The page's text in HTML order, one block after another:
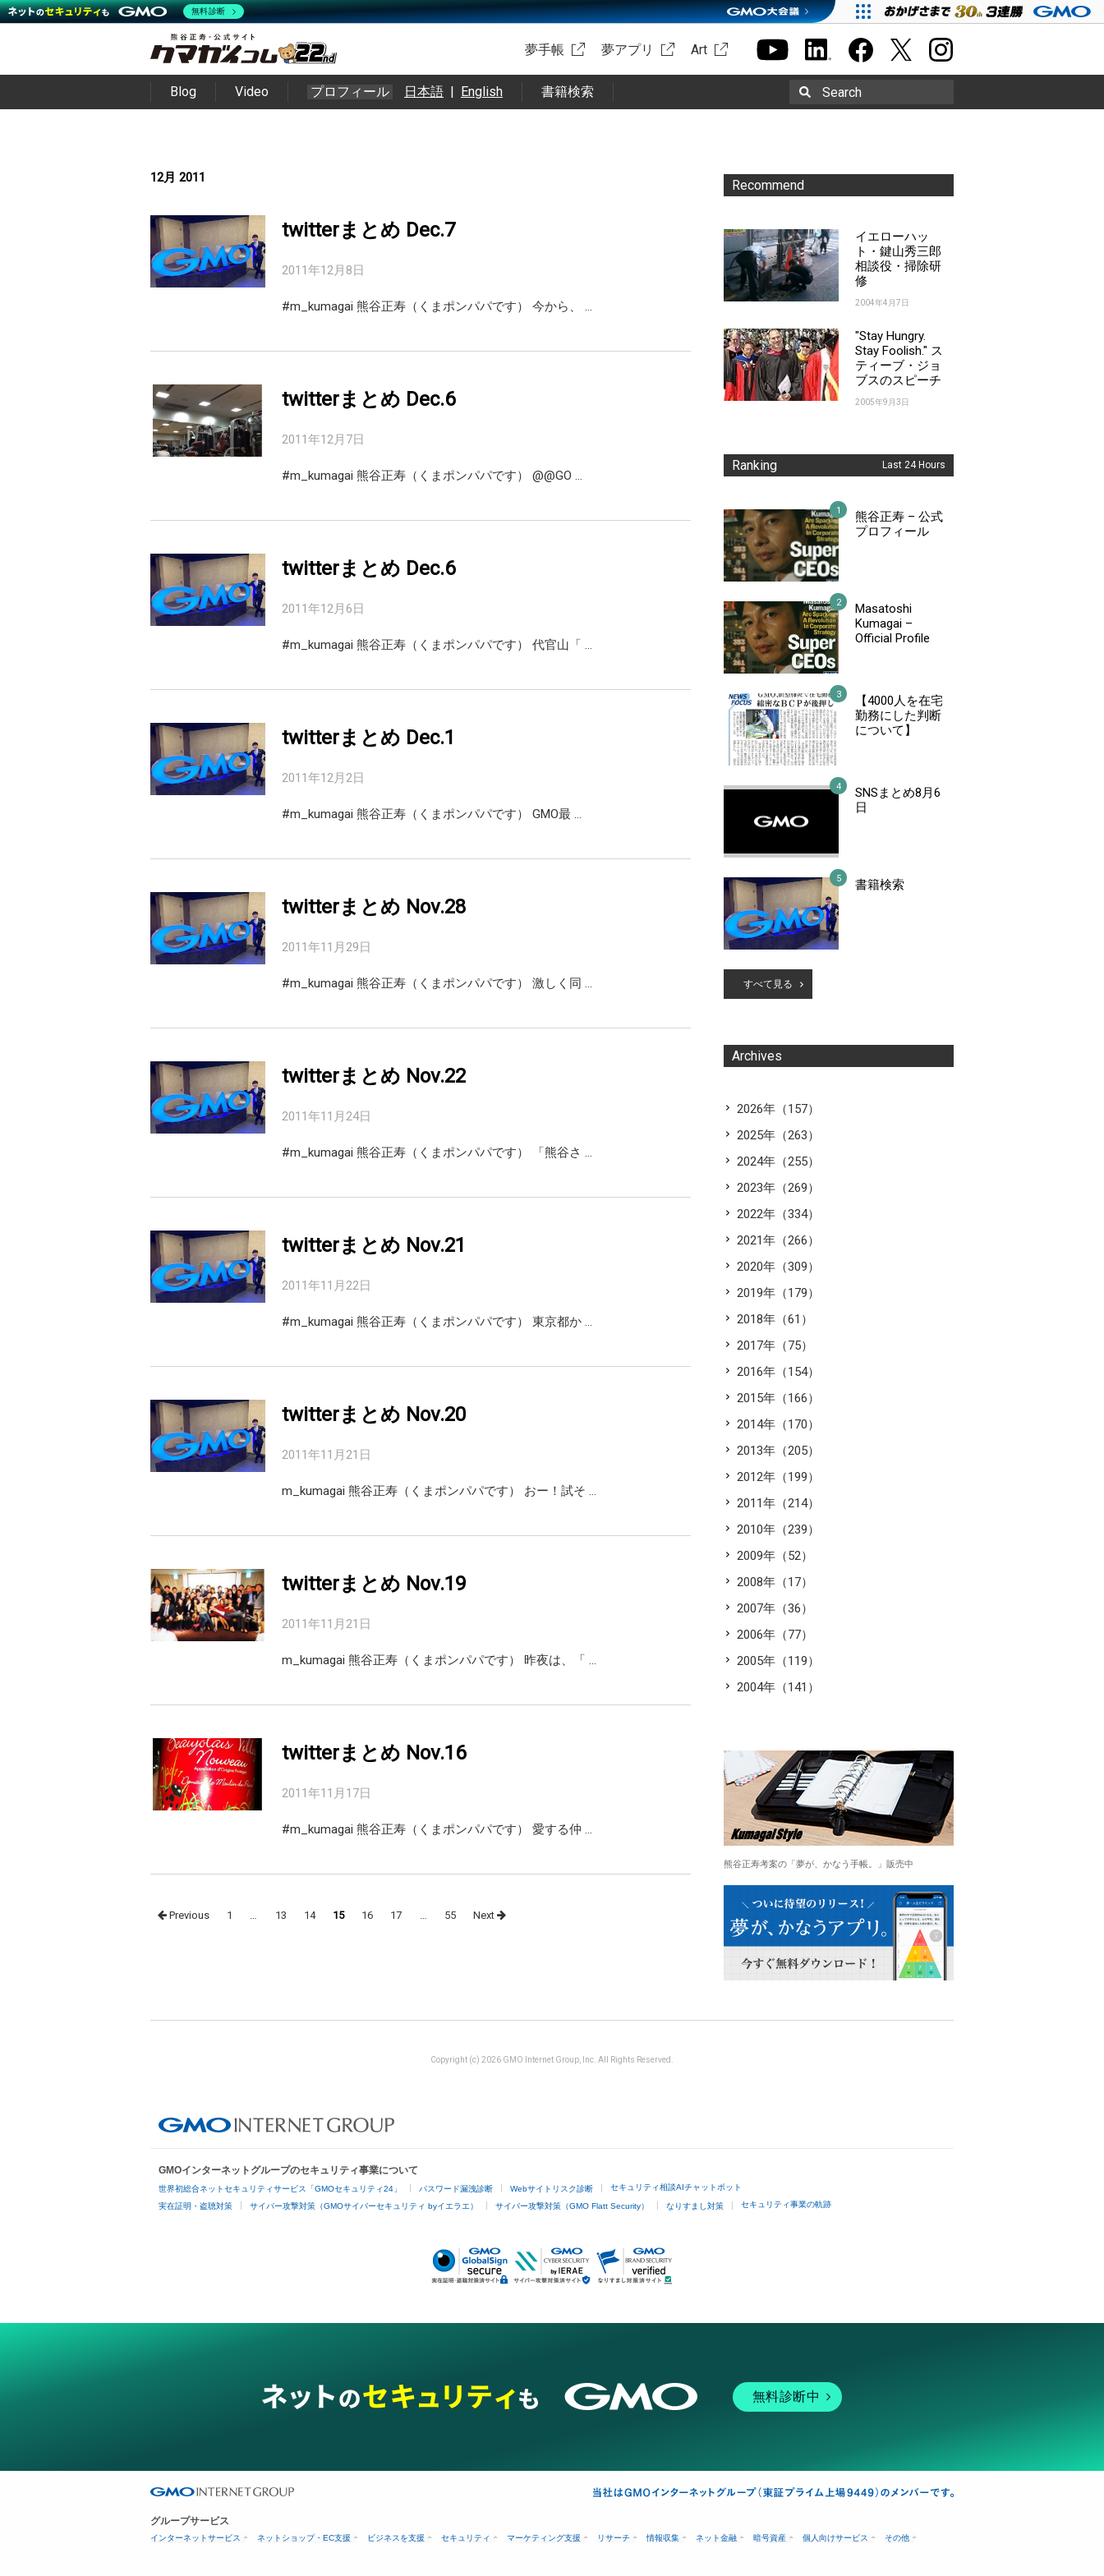
夢手帳 夢アプリ Art
Blog Video プロフィール 日本語 | English 書籍検索 Search
12月 2011
twitterまとめ Dec.7
2011年12月8日
#m_kumagai 熊谷正寿（くまポンパパです） 今から、 …
twitterまとめ Dec.6
2011年12月7日
#m_kumagai 熊谷正寿（くまポンパパです） @@GO …
twitterまとめ Dec.6
2011年12月6日
#m_kumagai 熊谷正寿（くまポンパパです） 代官山「 …
twitterまとめ Dec.1
2011年12月2日
#m_kumagai 熊谷正寿（くまポンパパです） GMO最 …
twitterまとめ Nov.28
2011年11月29日
#m_kumagai 熊谷正寿（くまポンパパです） 激しく同 …
twitterまとめ Nov.22
2011年11月24日
#m_kumagai 熊谷正寿（くまポンパパです） 「熊谷さ …
twitterまとめ Nov.21
2011年11月22日
#m_kumagai 熊谷正寿（くまポンパパです） 東京都か …
twitterまとめ Nov.20
2011年11月21日
m_kumagai 熊谷正寿（くまポンパパです） おー！試そ …
twitterまとめ Nov.19
2011年11月21日
m_kumagai 熊谷正寿（くまポンパパです） 昨夜は、「 …
twitterまとめ Nov.16
2011年11月17日
#m_kumagai 熊谷正寿（くまポンパパです） 愛する仲 …
PostsPrevious 1 … 13 14 15 16 17 … 55 Next
Recommend
イエローハッ
ト・鍵山秀三郎
相談役・掃除研
修
2004年4月7日
"Stay Hungry.
Stay Foolish." ス
ティーブ・ジョ
ブスのスピーチ
2005年9月3日
Ranking Last 24 Hours
熊谷正寿 – 公式
プロフィール
Masatoshi
Kumagai –
Official Profile
【4000人を在宅
勤務にした判断
について】
SNSまとめ8月6
日
書籍検索
すべて見る
Archives
2026年（157）
2025年（263）
2024年（255）
2023年（269）
2022年（334）
2021年（266）
2020年（309）
2019年（179）
2018年（61）
2017年（75）
2016年（154）
2015年（166）
2014年（170）
2013年（205）
2012年（199）
2011年（214）
2010年（239）
2009年（52）
2008年（17）
2007年（36）
2006年（77）
2005年（119）
2004年（141）
熊谷正寿考案の「夢が、かなう手帳。」販売中
Copyright (c) 2026 GMO Internet Group, Inc. All Rights Reserved.
GMOインターネットグループのセキュリティ事業について
世界初総合ネットセキュリティサービス「GMOセキュリティ24」 パスワード漏洩診断 Webサイトリスク診断 セキュリティ相談AIチャットボット
実在証明・盗聴対策 サイバー攻撃対策（GMOサイバーセキュリティ byイエラエ） サイバー攻撃対策（GMO Flatt Security） なりすまし対策 セキュリティ事業の軌跡
無料診断中
グループサービス
インターネットサービス ネットショップ・EC支援 ビジネスを支援 セキュリティ マーケティング支援 リサーチ 情報収集 ネット金融 暗号資産 個人向けサービス その他
無料診断